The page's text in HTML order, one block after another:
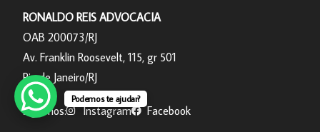
RONALDO REIS ADVOCACIA
OAB 200073/RJ
Av. Franklin Roosevelt, 115, gr 501
Rio de Janeiro/RJ
Siga-nos: Instagram Facebook
Podemos te ajudar?